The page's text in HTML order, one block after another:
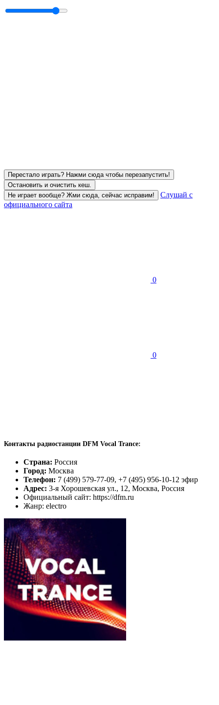
Перестало играть? Нажми сюда чтобы перезапустить!
Остановить и очистить кеш.
Не играет вообще? Жми сюда, сейчас исправим!
Слушай с
официального сайта
0
0
Контакты радиостанции DFM Vocal Trance:
Страна: Россия
Город: Москва
Телефон: 7 (499) 579-77-09, +7 (495) 956-10-12 эфир
Адрес: 3-я Хорошевская ул., 12, Москва, Россия
Официальный сайт: https://dfm.ru
Жанр: electro